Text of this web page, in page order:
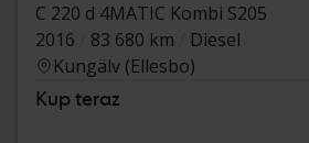
C 220 d 4MATIC Kombi S205
2016
83 680 km
Diesel
Kungälv (Ellesbo)
Kup teraz